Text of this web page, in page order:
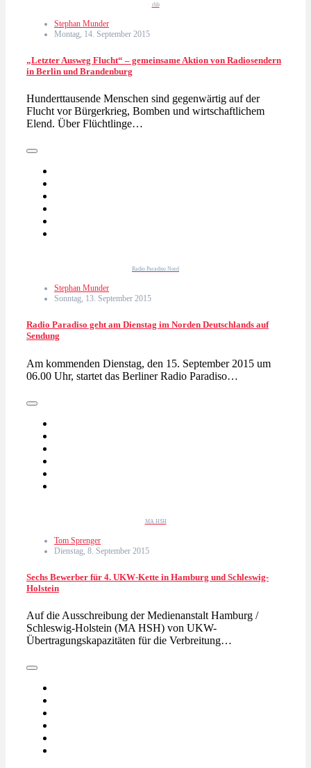
rbb
Stephan Munder
Montag, 14. September 2015
„Letzter Ausweg Flucht“ – gemeinsame Aktion von Radiosendern
in Berlin und Brandenburg
Hunderttausende Menschen sind gegenwärtig auf der
Flucht vor Bürgerkrieg, Bomben und wirtschaftlichem
Elend. Über Flüchtlinge…
Radio Paradiso Nord
Stephan Munder
Sonntag, 13. September 2015
Radio Paradiso geht am Dienstag im Norden Deutschlands auf
Sendung
Am kommenden Dienstag, den 15. September 2015 um
06.00 Uhr, startet das Berliner Radio Paradiso…
MA HSH
Tom Sprenger
Dienstag, 8. September 2015
Sechs Bewerber für 4. UKW-Kette in Hamburg und Schleswig-
Holstein
Auf die Ausschreibung der Medienanstalt Hamburg /
Schleswig-Holstein (MA HSH) von UKW-
Übertragungskapazitäten für die Verbreitung…